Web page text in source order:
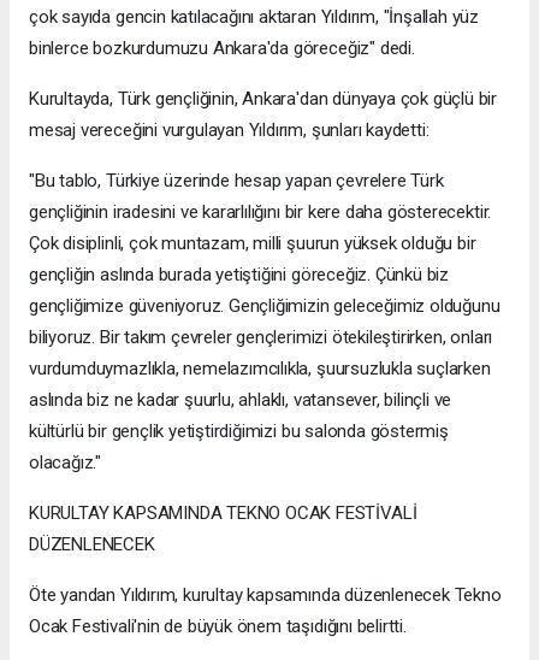
çok sayıda gencin katılacağını aktaran Yıldırım, "İnşallah yüz
binlerce bozkurdumuzu Ankara'da göreceğiz" dedi.
Kurultayda, Türk gençliğinin, Ankara'dan dünyaya çok güçlü bir
mesaj vereceğini vurgulayan Yıldırım, şunları kaydetti:
"Bu tablo, Türkiye üzerinde hesap yapan çevrelere Türk
gençliğinin iradesini ve kararlılığını bir kere daha gösterecektir.
Çok disiplinli, çok muntazam, milli şuurun yüksek olduğu bir
gençliğin aslında burada yetiştiğini göreceğiz. Çünkü biz
gençliğimize güveniyoruz. Gençliğimizin geleceğimiz olduğunu
biliyoruz. Bir takım çevreler gençlerimizi ötekileştirirken, onları
vurdumduymazlıkla, nemelazımcılıkla, şuursuzlukla suçlarken
aslında biz ne kadar şuurlu, ahlaklı, vatansever, bilinçli ve
kültürlü bir gençlik yetiştirdiğimizi bu salonda göstermiş
olacağız."
KURULTAY KAPSAMINDA TEKNO OCAK FESTİVALİ
DÜZENLENECEK
Öte yandan Yıldırım, kurultay kapsamında düzenlenecek Tekno
Ocak Festivali'nin de büyük önem taşıdığını belirtti.